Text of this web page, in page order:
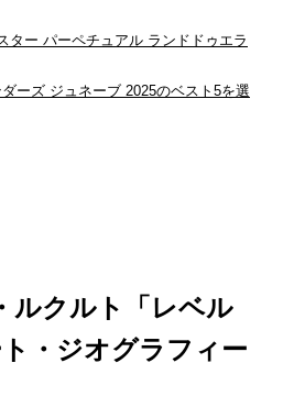
ター パーペチュアル ランドドゥエラ
ーズ ジュネーブ 2025のベスト5を選
ルクルト「レベル
・ジオグラフィー